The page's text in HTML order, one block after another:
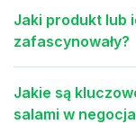
Jaki produkt lub
zafascynowały?
Jakie są
salami w